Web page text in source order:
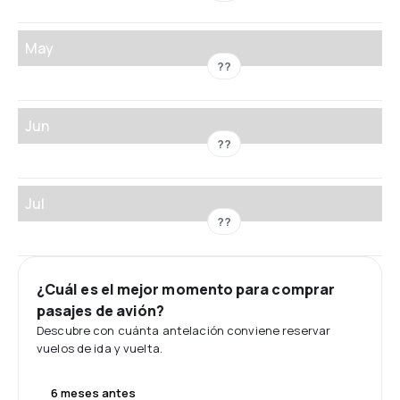
May
??
Jun
??
Jul
??
¿Cuál es el mejor momento para comprar
pasajes de avión?
Descubre con cuánta antelación conviene reservar
vuelos de ida y vuelta.
6 meses antes